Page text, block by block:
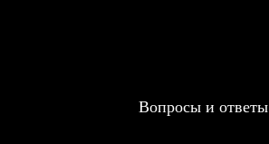
Вопросы и ответы